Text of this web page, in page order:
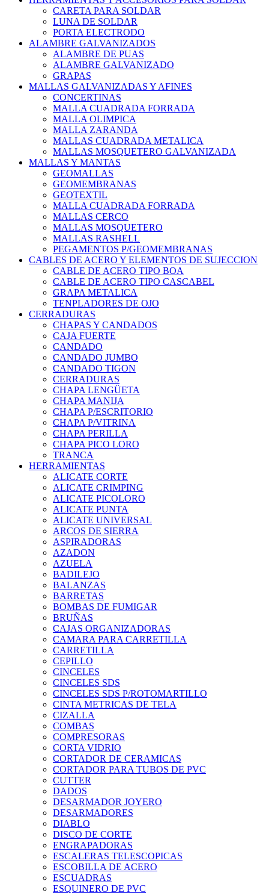
CARETA PARA SOLDAR
LUNA DE SOLDAR
PORTA ELECTRODO
ALAMBRE GALVANIZADOS
ALAMBRE DE PUAS
ALAMBRE GALVANIZADO
GRAPAS
MALLAS GALVANIZADAS Y AFINES
CONCERTINAS
MALLA CUADRADA FORRADA
MALLA OLIMPICA
MALLA ZARANDA
MALLAS CUADRADA METALICA
MALLAS MOSQUETERO GALVANIZADA
MALLAS Y MANTAS
GEOMALLAS
GEOMEMBRANAS
GEOTEXTIL
MALLA CUADRADA FORRADA
MALLAS CERCO
MALLAS MOSQUETERO
MALLAS RASHELL
PEGAMENTOS P/GEOMEMBRANAS
CABLES DE ACERO Y ELEMENTOS DE SUJECCION
CABLE DE ACERO TIPO BOA
CABLE DE ACERO TIPO CASCABEL
GRAPA METALICA
TENPLADORES DE OJO
CERRADURAS
CHAPAS Y CANDADOS
CAJA FUERTE
CANDADO
CANDADO JUMBO
CANDADO TIGON
CERRADURAS
CHAPA LENGÜETA
CHAPA MANIJA
CHAPA P/ESCRITORIO
CHAPA P/VITRINA
CHAPA PERILLA
CHAPA PICO LORO
TRANCA
HERRAMIENTAS
ALICATE CORTE
ALICATE CRIMPING
ALICATE PICOLORO
ALICATE PUNTA
ALICATE UNIVERSAL
ARCOS DE SIERRA
ASPIRADORAS
AZADON
AZUELA
BADILEJO
BALANZAS
BARRETAS
BOMBAS DE FUMIGAR
BRUÑAS
CAJAS ORGANIZADORAS
CAMARA PARA CARRETILLA
CARRETILLA
CEPILLO
CINCELES
CINCELES SDS
CINCELES SDS P/ROTOMARTILLO
CINTA METRICAS DE TELA
CIZALLA
COMBAS
COMPRESORAS
CORTA VIDRIO
CORTADOR DE CERAMICAS
CORTADOR PARA TUBOS DE PVC
CUTTER
DADOS
DESARMADOR JOYERO
DESARMADORES
DIABLO
DISCO DE CORTE
ENGRAPADORAS
ESCALERAS TELESCOPICAS
ESCOBILLA DE ACERO
ESCUADRAS
ESQUINERO DE PVC